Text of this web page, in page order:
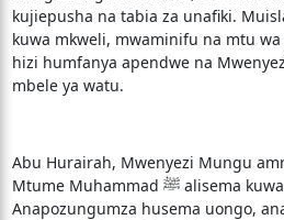
kujiepusha na tabia za unafiki.
kuwa mkweli, mwaminifu na mtu
hizi humfanya apendwe na
mbele ya watu.
Abu Hurairah, Mwenyezi Mungu
Mtume Muhammad ﷺ alisema kuwa alama za mnafiki ni tatu.
Anapozungumza husema uongo,